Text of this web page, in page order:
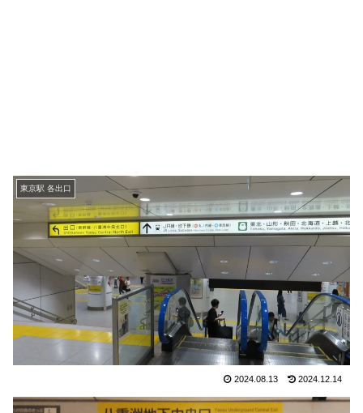
東京駅 各出口
2024.08.13 2024.12.14